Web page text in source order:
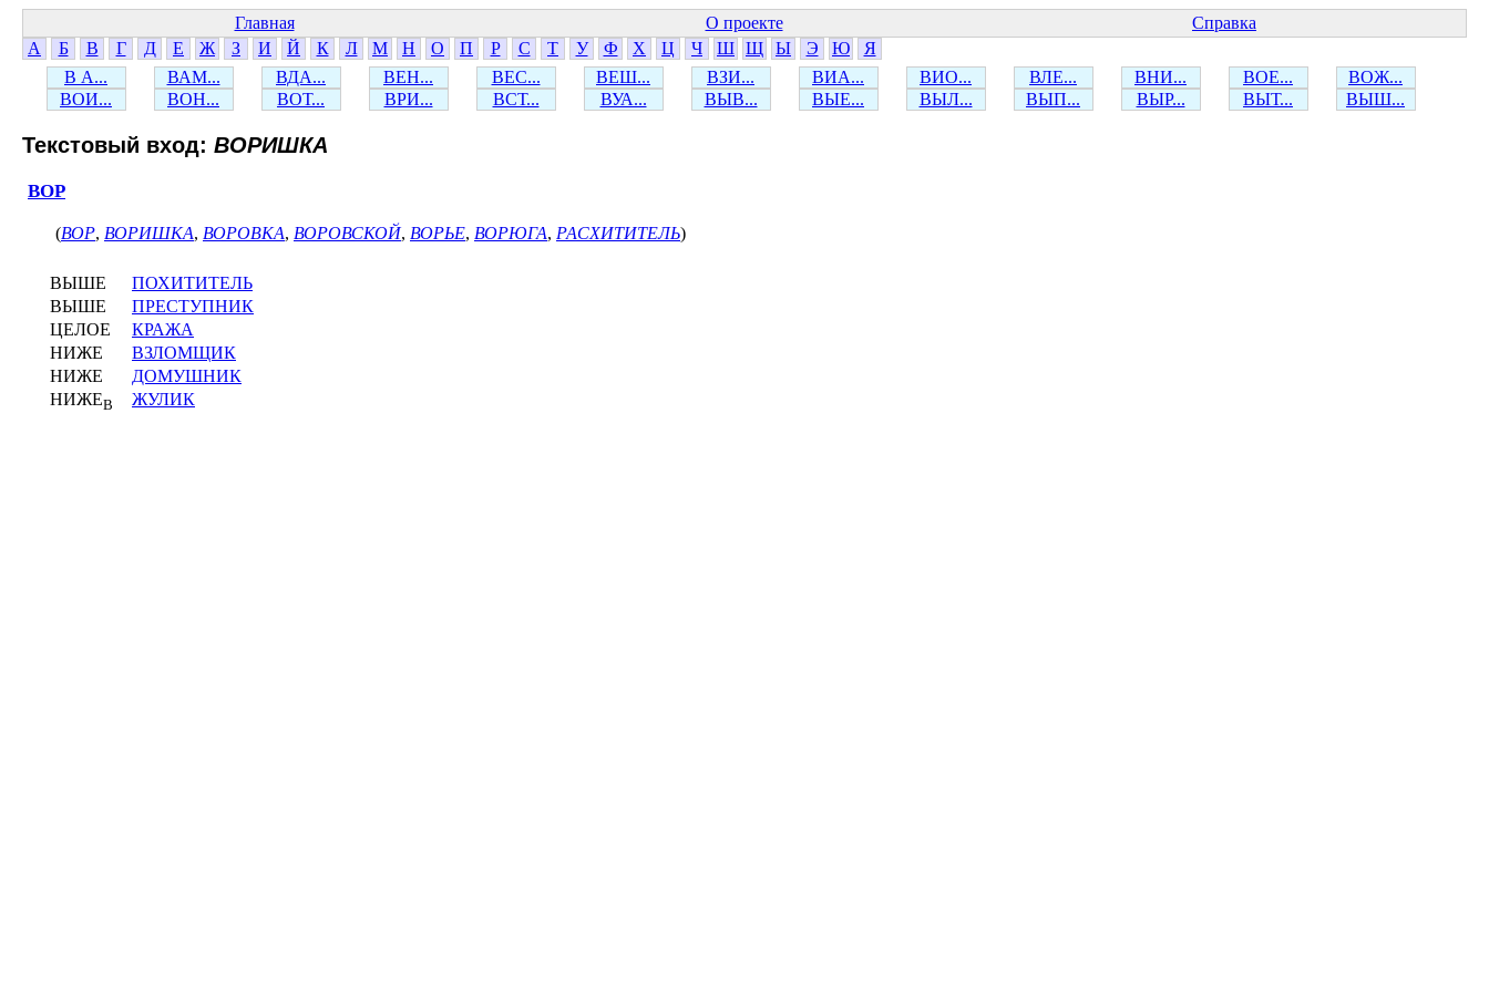
Главная О проекте
Справка
А
Б В Г Д Е Ж З И Й К Л М Н О П Р С Т У Ф Х Ц Ч Ш Щ Ы Э Ю
Я
В А...
ВАМ... ВДА... ВЕН... ВЕС... ВЕШ... ВЗИ... ВИА... ВИО... ВЛЕ... ВНИ... ВОЕ...
ВОЖ...
ВОИ...
ВОН... ВОТ... ВРИ... ВСТ... ВУА... ВЫВ... ВЫЕ... ВЫЛ... ВЫП... ВЫР... ВЫТ... ВЫШ...
Текстовый вход: ВОРИШКА
ВОР
(ВОР, ВОРИШКА, ВОРОВКА, ВОРОВСКОЙ, ВОРЬЕ, ВОРЮГА, РАСХИТИТЕЛЬ)
ВЫШЕ
ПОХИТИТЕЛЬ
ВЫШЕ
ПРЕСТУПНИК
ЦЕЛОЕ
КРАЖА
НИЖЕ
ВЗЛОМЩИК
НИЖЕ
ДОМУШНИК
НИЖЕВ ЖУЛИК